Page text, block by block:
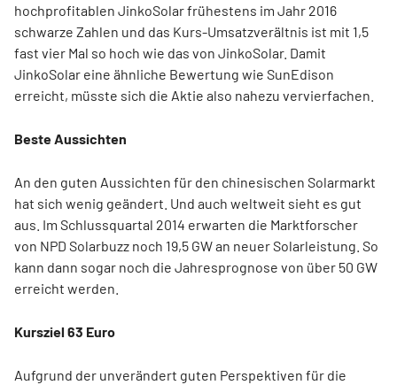
hochprofitablen JinkoSolar frühestens im Jahr 2016
schwarze Zahlen und das Kurs-Umsatzverältnis ist mit 1,5
fast vier Mal so hoch wie das von JinkoSolar. Damit
JinkoSolar eine ähnliche Bewertung wie SunEdison
erreicht, müsste sich die Aktie also nahezu vervierfachen.
Beste Aussichten
An den guten Aussichten für den chinesischen Solarmarkt
hat sich wenig geändert. Und auch weltweit sieht es gut
aus. Im Schlussquartal 2014 erwarten die Marktforscher
von NPD Solarbuzz noch 19,5 GW an neuer Solarleistung. So
kann dann sogar noch die Jahresprognose von über 50 GW
erreicht werden.
Kursziel 63 Euro
Aufgrund der unverändert guten Perspektiven für die